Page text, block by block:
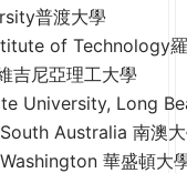
普渡大學
of Technology
吉尼亞理工大學
University, Long
Australia 南澳
華盛頓大